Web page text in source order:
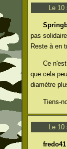
Le
pas
Reste à en
Ce
que cela
diamètre
Tiens-
Le
fredo41